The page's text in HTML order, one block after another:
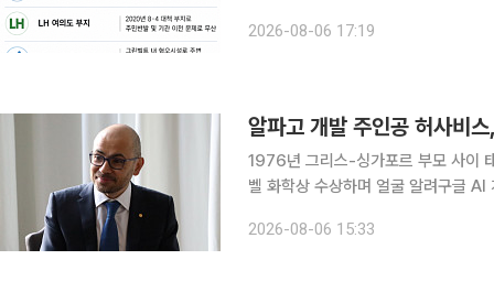
남권 그린벨트 등이 유력 후보지로 거
2026-08-06 17:19
알파고 개발 주인공 허사비
1976년 그리스-싱가포르 부모 사이
벨 화학상 수상하며 얼굴 알려구글 AI 개발 의장
이자 구글 AI 개발을 주도해온 주인공
2026-08-06 15:33